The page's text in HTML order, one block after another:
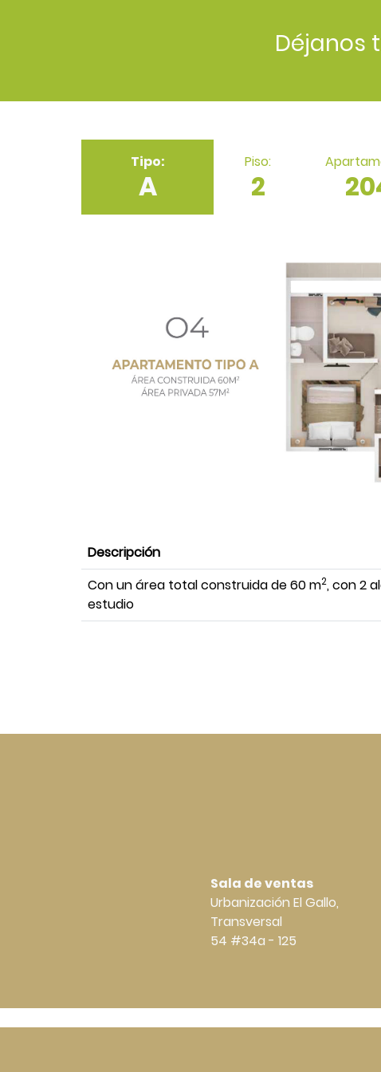
Déjanos
Tipo:
A
Piso:
2
Descripción
Con un área total construida de 60 m2, con 2
estudio
Sala de ventas
Urbanización El Gallo,
Transversal
54 #34a - 125